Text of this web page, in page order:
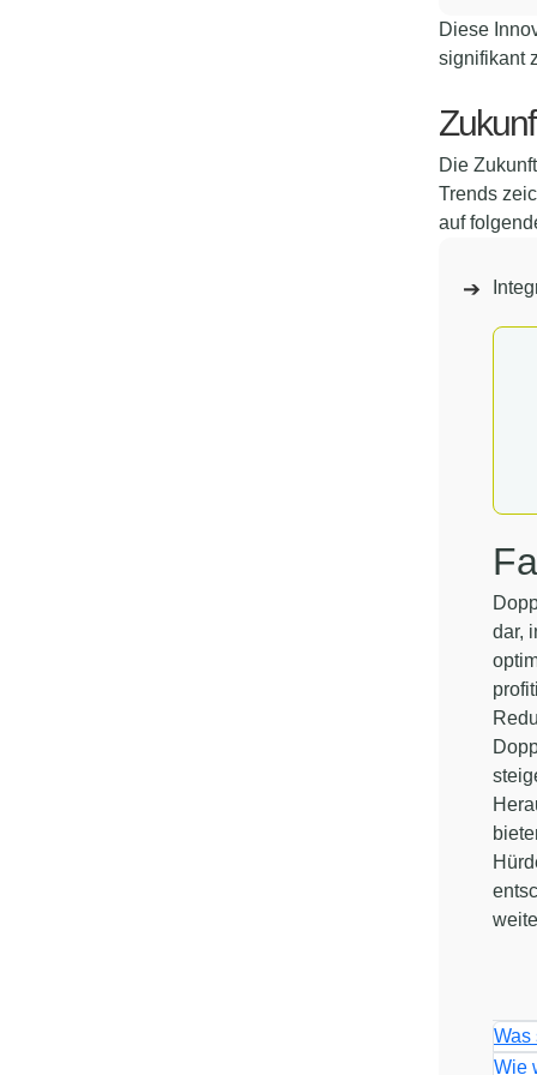
Diese
signifikant
Die
Trends
auf
dar,
Was
Wie